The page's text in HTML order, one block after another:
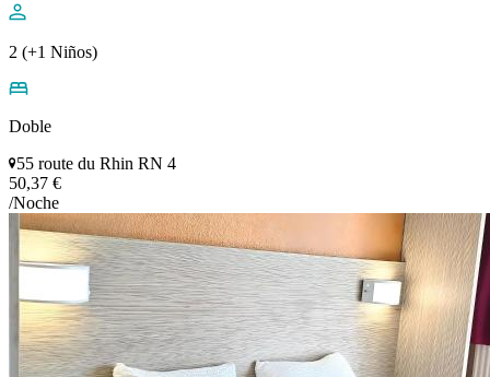
2 (+1 Niños)
Doble
55 route du Rhin RN 4
50,37 €
/Noche